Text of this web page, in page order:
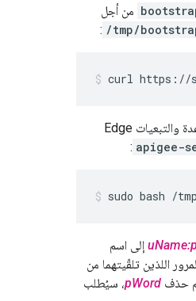
من أجل
/tmp/
:
curl https://
تثبيت الأداة المساعدة والتبعيات Edge
apigee-
:
sudo bash /
إلى اسم
اللذين تلقّيتهما من
pWord، سيُطلب